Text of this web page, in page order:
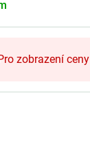
zobrazení